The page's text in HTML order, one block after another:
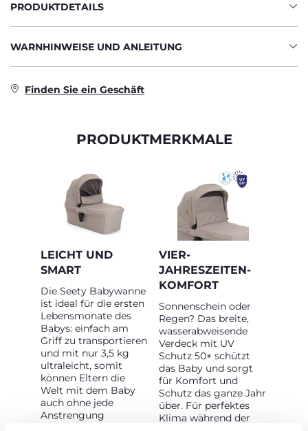
PRODUKTDETAILS
WARNHINWEISE UND ANLEITUNG
Finden Sie ein Geschäft
PRODUKTMERKMALE
LEICHT UND
SMART
Die Seety Babywanne
ist ideal für die ersten
Lebensmonate des
Babys: einfach am
Griff zu transportieren
und mit nur 3,5 kg
ultraleicht, somit
können Eltern die
Welt mit dem Baby
auch ohne jede
Anstrengung
VIER-
JAHRESZEITEN-
KOMFORT
Sonnenschein oder
Regen? Das breite,
wasserabweisende
Verdeck mit UV
Schutz 50+ schützt
das Baby und sorgt
für Komfort und
Schutz das ganze Jahr
über. Für perfektes
Klima während der